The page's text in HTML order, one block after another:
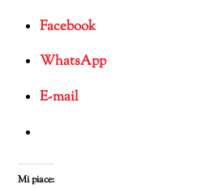
Facebook
WhatsApp
E-mail
Mi piace: